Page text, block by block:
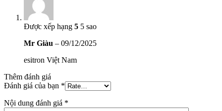
Được xếp hạng 5 5 sao
Mr Giàu – 09/12/2025
esitron Việt Nam
Thêm đánh giá
Đánh giá của bạn *
Nội dung đánh giá *